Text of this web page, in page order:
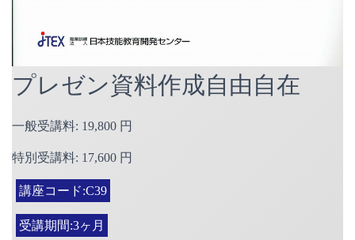
プレゼン資料作成自由自在
一般受講料: 19,800 円
特別受講料: 17,600 円
講座コード:C39
受講期間:3ヶ月